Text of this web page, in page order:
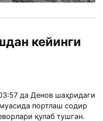
кейинги
да Денов шаҳридаги
портлаш содир
қулаб тушган.